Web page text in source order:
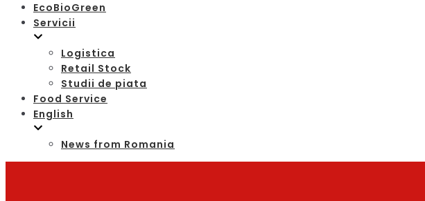
EcoBioGreen
Servicii
Logistica
Retail Stock
Studii de piata
Food Service
English
News from Romania